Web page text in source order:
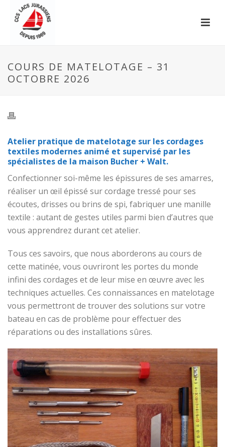
COURS DE MATELOTAGE – 31
OCTOBRE 2026
Atelier pratique de matelotage sur les cordages
textiles modernes animé et supervisé par les
spécialistes de la maison Bucher + Walt.
Confectionner soi-même les épissures de ses amarres,
réaliser un œil épissé sur cordage tressé pour ses
écoutes, drisses ou brins de spi, fabriquer une manille
textile : autant de gestes utiles parmi bien d’autres que
vous apprendrez durant cet atelier.
Tous ces savoirs, que nous aborderons au cours de
cette matinée, vous ouvriront les portes du monde
infini des cordages et de leur mise en œuvre avec les
techniques actuelles. Ces connaissances en matelotage
vous permettront de trouver des solutions sur votre
bateau en cas de problème pour effectuer des
réparations ou des installations sûres.